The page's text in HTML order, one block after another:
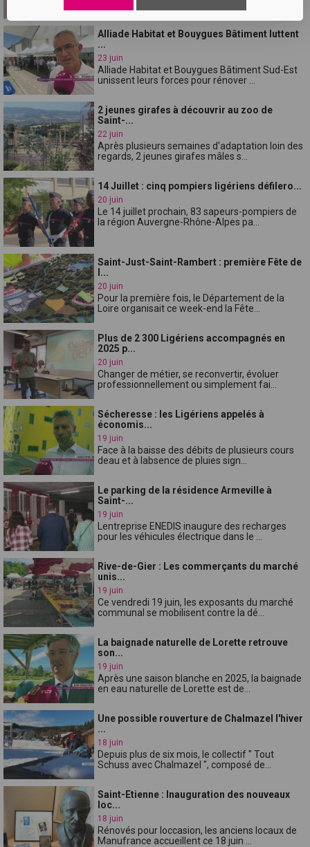
Alliade Habitat et Bouygues Bâtiment luttent
...
23 juin
Alliade Habitat et Bouygues Bâtiment Sud-Est
unissent leurs forces pour rénover ...
2 jeunes girafes à découvrir au zoo de
Saint-...
22 juin
Après plusieurs semaines d'adaptation loin des
regards, 2 jeunes girafes mâles s...
14 Juillet : cinq pompiers ligériens défilero...
20 juin
Le 14 juillet prochain, 83 sapeurs-pompiers de
la région Auvergne-Rhône-Alpes pa...
Saint-Just-Saint-Rambert : première Fête de
l...
20 juin
Pour la première fois, le Département de la
Loire organisait ce week-end la Fête...
Plus de 2 300 Ligériens accompagnés en
2025 p...
20 juin
Changer de métier, se reconvertir, évoluer
professionnellement ou simplement fai...
Sécheresse : les Ligériens appelés à
économis...
19 juin
Face à la baisse des débits de plusieurs cours
deau et à labsence de pluies sign...
Le parking de la résidence Armeville à
Saint-...
19 juin
Lentreprise ENEDIS inaugure des recharges
pour les véhicules électrique dans le ...
Rive-de-Gier : Les commerçants du marché
unis...
19 juin
Ce vendredi 19 juin, les exposants du marché
communal se mobilisent contre la dé...
La baignade naturelle de Lorette retrouve
son...
19 juin
Après une saison blanche en 2025, la baignade
en eau naturelle de Lorette est de...
Une possible rouverture de Chalmazel l'hiver
...
18 juin
Depuis plus de six mois, le collectif " Tout
Schuss avec Chalmazel ", composé de...
Saint-Etienne : Inauguration des nouveaux
loc...
18 juin
Rénovés pour loccasion, les anciens locaux de
Manufrance accueillent ce 18 juin ...